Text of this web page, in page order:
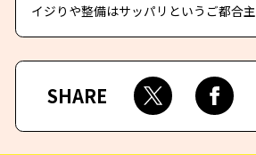
イジりや整備はサッパリというご都合主
SHARE